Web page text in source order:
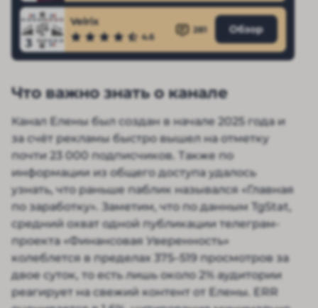
3
Velrix
4.6
281 Обзор
Что важно знать о канале
Канал Елены был создан в начале 2025 года и
за счёт рекламы быстро вышел на отметку
почти 23 000 подписчиков. Также по
информации из общего доступа удалось
узнать, что раньше паблик назывался «Главная
по заработку». Заметим, что по данным TgStat,
средний охват одной публикации телеграм-
проекта «Финансовая Уверенность»
колеблется в пределах 375–519 просмотров за
двое суток, то есть лишь около 2% аудитории
реагирует на свежий контент от Елены. ERR